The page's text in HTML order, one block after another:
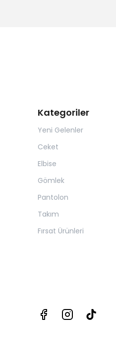
Kategoriler
Yeni Gelenler
Ceket
Elbise
Gömlek
Pantolon
Takım
Fırsat Ürünleri